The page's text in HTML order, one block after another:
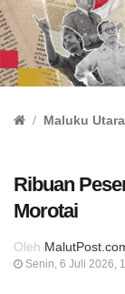
Maluku Utara
Ribuan
Morotai
Oleh
Senin, 6 Juli 2026,